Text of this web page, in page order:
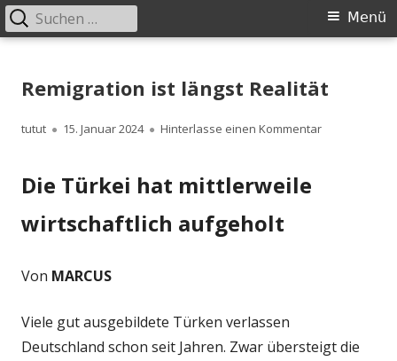
zum
Primäres
Menü
Suchen
nach:
Remigration ist längst Realität
Autor
tutut
Veröffentlicht
15. Januar 2024 Hinterlasse einen Kommentarzu
Die Türkei hat mittlerweile
wirtschaftlich aufgeholt
Von MARCUS
Viele gut ausgebildete Türken verlassen
Deutschland schon seit Jahren. Zwar übersteigt die